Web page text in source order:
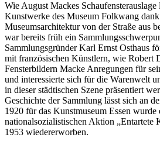
Wie August Mackes Schaufensterauslage
Kunstwerke des Museum Folkwang dank
Museumsarchitektur von der Straße aus
war bereits früh ein
Sammlungsgründer Karl Ernst Osthaus
mit französischen Künstlern, wie Robert
Fensterbildern Macke Anregungen für
und interessierte sich für die Warenwelt
in dieser städtischen Szene präsentiert
Geschichte der Sammlung lässt sich an
1920 für das Kunstmuseum Essen wurde
nationalsozialistischen Aktion „Entartete
1953 wiedererworben.